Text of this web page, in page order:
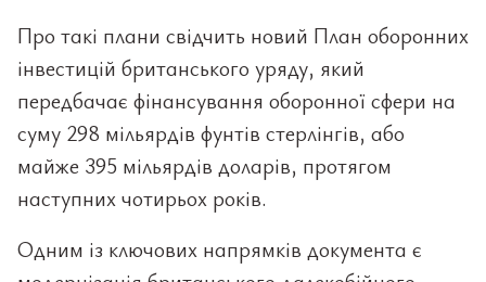
Про такі плани свідчить новий План оборонних
інвестицій британського уряду, який
передбачає фінансування оборонної сфери на
суму 298 мільярдів фунтів стерлінгів, або
майже 395 мільярдів доларів, протягом
наступних чотирьох років.
Одним із ключових напрямків документа є